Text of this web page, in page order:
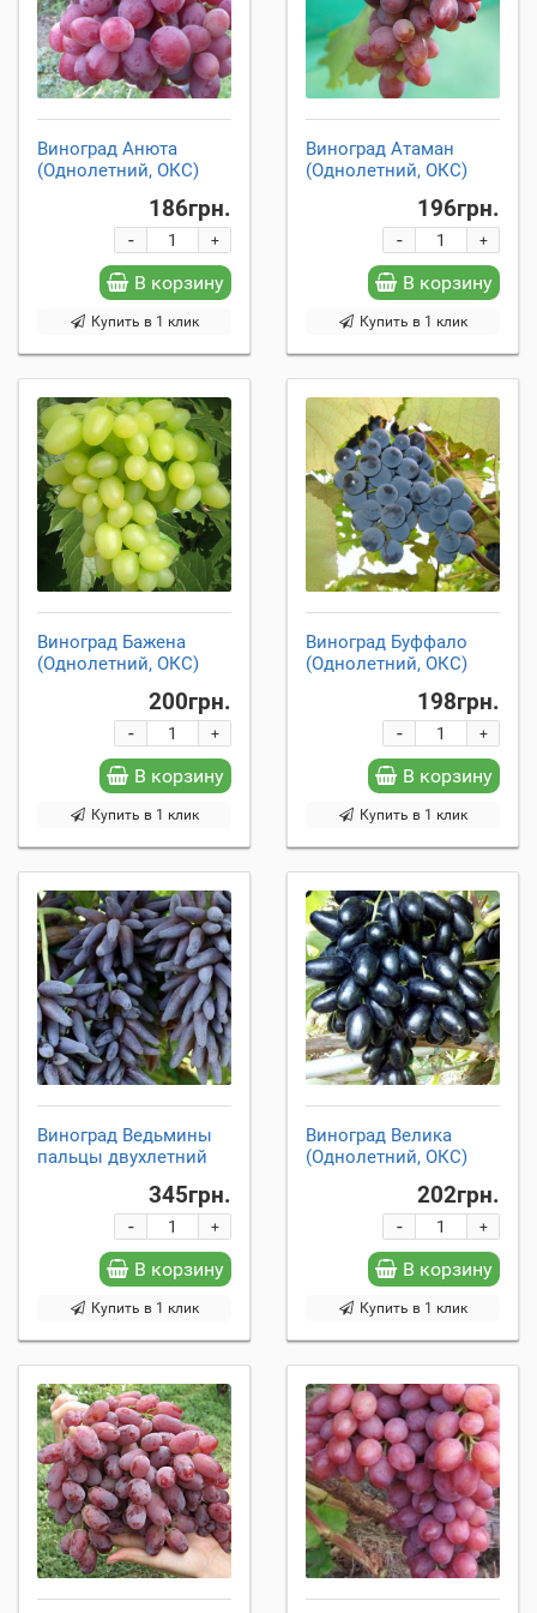
Виноград Анюта
(Однолетний, ОКС)
186грн.
+
-
В корзину
Купить в 1 клик
Виноград Атаман
(Однолетний, ОКС)
196грн.
+
-
В корзину
Купить в 1 клик
Виноград Бажена
(Однолетний, ОКС)
200грн.
+
-
В корзину
Купить в 1 клик
Виноград Буффало
(Однолетний, ОКС)
198грн.
+
-
В корзину
Купить в 1 клик
Виноград Ведьмины
пальцы двухлетний
345грн.
+
-
В корзину
Купить в 1 клик
Виноград Велика
(Однолетний, ОКС)
202грн.
+
-
В корзину
Купить в 1 клик